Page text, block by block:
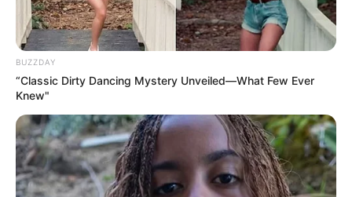
BUZZDAY
“Classic Dirty Dancing Mystery Unveiled—What Few Ever
Knew"